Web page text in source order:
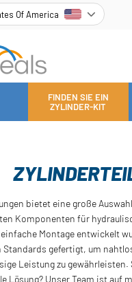
Of America
FINDEN SIE EIN
ZYLINDER-KIT
bietet eine große
Komponenten für
Montage entwickelt
Standards gefertigt, um
Leistung zu gewährleisten.
Lösung? Unser Team ist auf